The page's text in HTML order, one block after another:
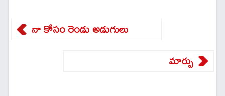
నా కోసం రెండు అడుగులు
మార్పు